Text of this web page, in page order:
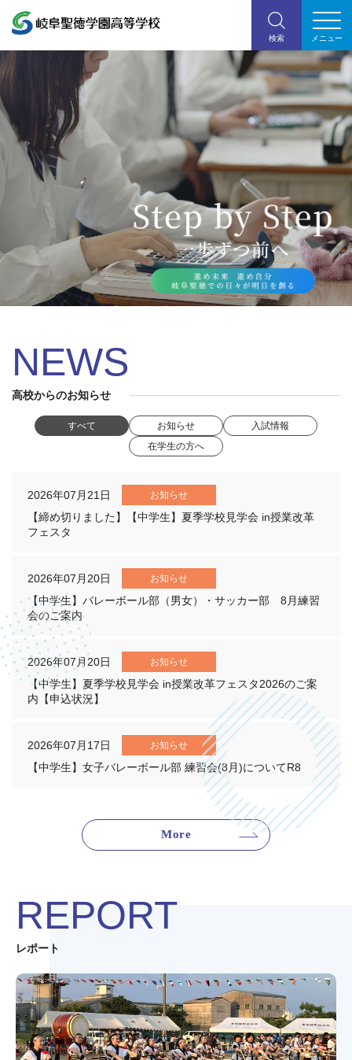
NEWS
高校からのお知らせ
すべて お知らせ
入試情報
在学生の方へ
2026年07月21日 お知らせ
【締め切りました】【中学生】夏季学校見学会 in授業改革
フェスタ
2026年07月20日 お知らせ
【中学生】バレーボール部（男女）・サッカー部 8月練習
会のご案内
2026年07月20日 お知らせ
【中学生】夏季学校見学会 in授業改革フェスタ2026のご案
内【申込状況】
2026年07月17日 お知らせ
【中学生】女子バレーボール部 練習会(8月)についてR8
More
REPORT
レポート